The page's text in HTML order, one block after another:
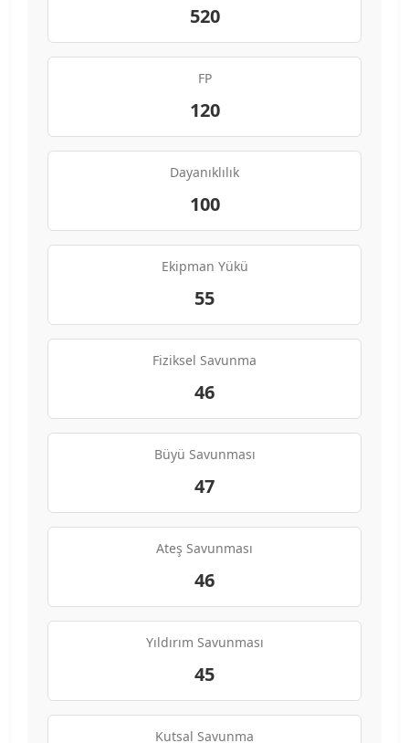
520
FP
120
Dayanıklılık
100
Ekipman Yükü
55
Fiziksel Savunma
46
Büyü Savunması
47
Ateş Savunması
46
Yıldırım Savunması
45
Kutsal Savunma